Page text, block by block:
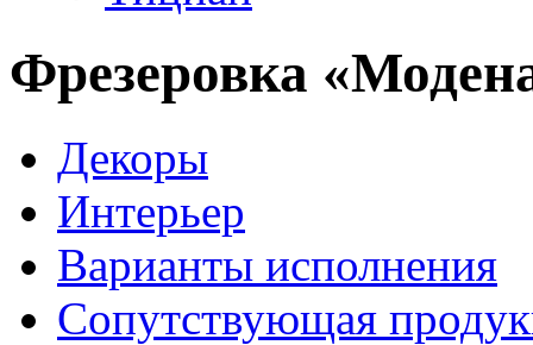
Фрезеровка
Декоры
Интерьер
Варианты исполнения
Сопутствующая